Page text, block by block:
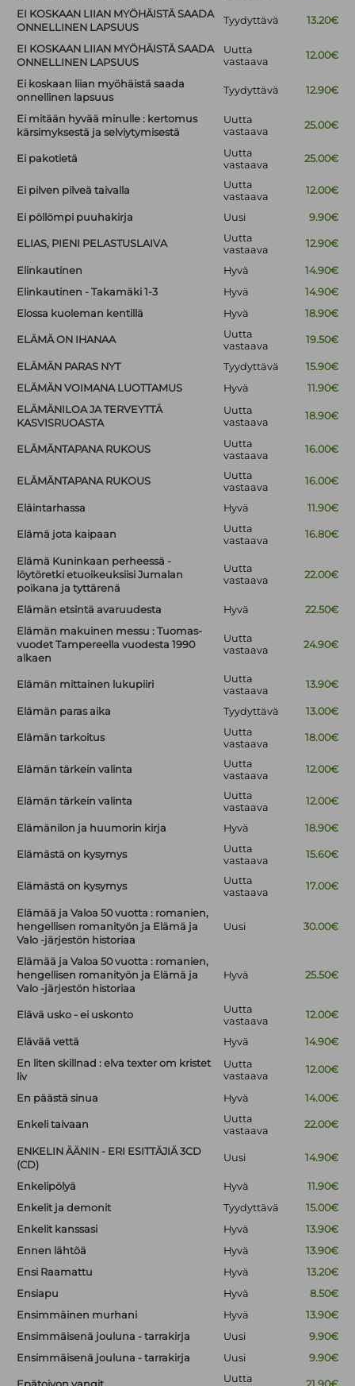
EI KOSKAAN LIIAN MYÖHÄISTÄ SAADA
ONNELLINEN LAPSUUS
Tyydyttävä 13.20€
EI KOSKAAN LIIAN MYÖHÄISTÄ SAADA
ONNELLINEN LAPSUUS
Uutta
vastaava
12.00€
Ei koskaan liian myöhäistä saada
onnellinen lapsuus
Tyydyttävä 12.90€
Ei mitään hyvää minulle : kertomus
kärsimyksestä ja selviytymisestä
Uutta
vastaava
25.00€
Ei pakotietä
Uutta
vastaava
25.00€
Ei pilven pilveä taivalla
Uutta
vastaava
12.00€
Ei pöllömpi puuhakirja Uusi 9.90€
ELIAS, PIENI PELASTUSLAIVA
Uutta
vastaava
12.90€
Elinkautinen Hyvä
14.90€
Elinkautinen - Takamäki 1-3
Hyvä
14.90€
Elossa kuoleman kentillä
Hyvä 18.90€
ELÄMÄ ON IHANAA
Uutta
vastaava
19.50€
ELÄMÄN PARAS NYT Tyydyttävä
15.90€
ELÄMÄN VOIMANA LUOTTAMUS
Hyvä
11.90€
ELÄMÄNILOA JA TERVEYTTÄ
KASVISRUOASTA
Uutta
vastaava
18.90€
ELÄMÄNTAPANA RUKOUS
Uutta
vastaava
16.00€
ELÄMÄNTAPANA RUKOUS
Uutta
vastaava
16.00€
Eläintarhassa Hyvä 11.90€
Elämä jota kaipaan
Uutta
vastaava
16.80€
Elämä Kuninkaan perheessä -
löytöretki etuoikeuksiisi Jumalan
poikana ja tyttärenä
Uutta
vastaava
22.00€
Elämän etsintä avaruudesta Hyvä
22.50€
Elämän makuinen messu : Tuomas-
vuodet Tampereella vuodesta 1990
alkaen
Uutta
vastaava
24.90€
Elämän mittainen lukupiiri
Uutta
vastaava
13.90€
Elämän paras aika Tyydyttävä 13.00€
Elämän tarkoitus
Uutta
vastaava
18.00€
Elämän tärkein valinta
Uutta
vastaava
12.00€
Elämän tärkein valinta
Uutta
vastaava
12.00€
Elämänilon ja huumorin kirja Hyvä 18.90€
Elämästä on kysymys
Uutta
vastaava
15.60€
Elämästä on kysymys
Uutta
vastaava
17.00€
Elämää ja Valoa 50 vuotta : romanien,
hengellisen romanityön ja Elämä ja
Valo -järjestön historiaa
Uusi 30.00€
Elämää ja Valoa 50 vuotta : romanien,
hengellisen romanityön ja Elämä ja
Valo -järjestön historiaa
Hyvä 25.50€
Elävä usko - ei uskonto
Uutta
vastaava
12.00€
Elävää vettä Hyvä
14.90€
En liten skillnad : elva texter om kristet
liv
Uutta
vastaava
12.00€
En päästä sinua Hyvä 14.00€
Enkeli taivaan
Uutta
vastaava
22.00€
ENKELIN ÄÄNIN - ERI ESITTÄJIÄ 3CD
(CD)
Uusi 14.90€
Enkelipölyä Hyvä
11.90€
Enkelit ja demonit
Tyydyttävä
15.00€
Enkelit kanssasi
Hyvä
13.90€
Ennen lähtöä
Hyvä
13.90€
Ensi Raamattu
Hyvä
13.20€
Ensiapu
Hyvä
8.50€
Ensimmäinen murhani
Hyvä
13.90€
Ensimmäisenä jouluna - tarrakirja
Uusi
9.90€
Ensimmäisenä jouluna - tarrakirja
Uusi 9.90€
Uutta